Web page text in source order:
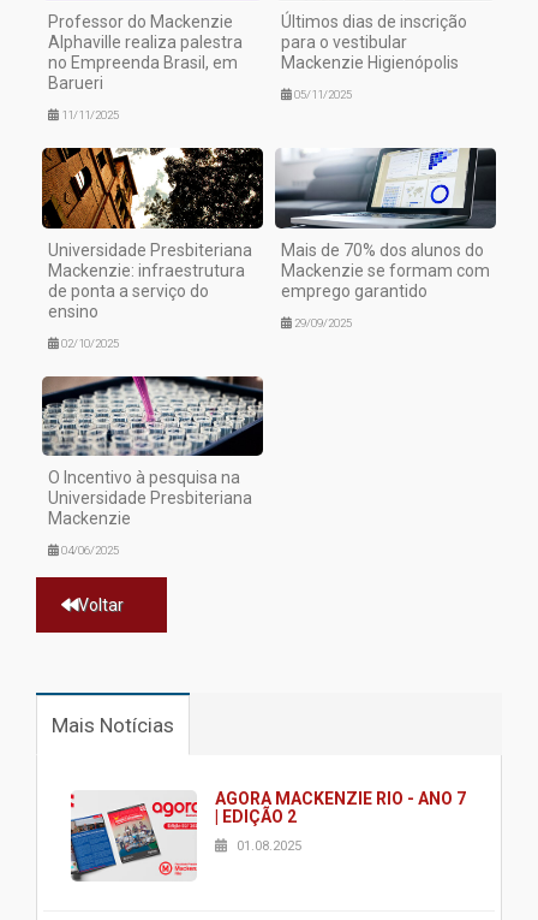
Professor do Mackenzie
Alphaville realiza palestra
no Empreenda Brasil, em
Barueri
11/11/2025
Últimos dias de inscrição
para o vestibular
Mackenzie Higienópolis
05/11/2025
Universidade Presbiteriana
Mackenzie: infraestrutura
de ponta a serviço do
ensino
02/10/2025
Mais de 70% dos alunos do
Mackenzie se formam com
emprego garantido
29/09/2025
O Incentivo à pesquisa na
Universidade Presbiteriana
Mackenzie
04/06/2025
Voltar
Mais Notícias
AGORA MACKENZIE RIO - ANO 7
| EDIÇÃO 2
01.08.2025